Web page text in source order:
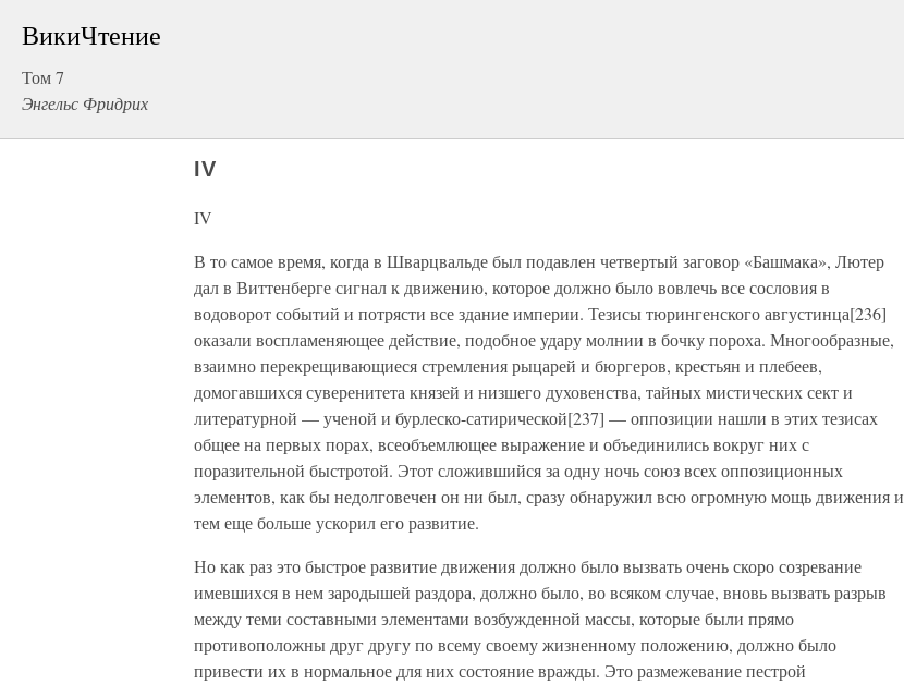
ВикиЧтение
Том 7
Энгельс Фридрих
IV
IV
В то самое время, когда в Шварцвальде был подавлен четвертый заговор «Башмака», Лютер
дал в Виттенберге сигнал к движению, которое должно было вовлечь все сословия в
водоворот событий и потрясти все здание империи. Тезисы тюрингенского августинца[236]
оказали воспламеняющее действие, подобное удару молнии в бочку пороха. Многообразные,
взаимно перекрещивающиеся стремления рыцарей и бюргеров, крестьян и плебеев,
домогавшихся суверенитета князей и низшего духовенства, тайных мистических сект и
литературной — ученой и бурлеско-сатирической[237] — оппозиции нашли в этих тезисах
общее на первых порах, всеобъемлющее выражение и объединились вокруг них с
поразительной быстротой. Этот сложившийся за одну ночь союз всех оппозиционных
элементов, как бы недолговечен он ни был, сразу обнаружил всю огромную мощь движения и
тем еще больше ускорил его развитие.
Но как раз это быстрое развитие движения должно было вызвать очень скоро созревание
имевшихся в нем зародышей раздора, должно было, во всяком случае, вновь вызвать разрыв
между теми составными элементами возбужденной массы, которые были прямо
противоположны друг другу по всему своему жизненному положению, должно было
привести их в нормальное для них состояние вражды. Это размежевание пестрой